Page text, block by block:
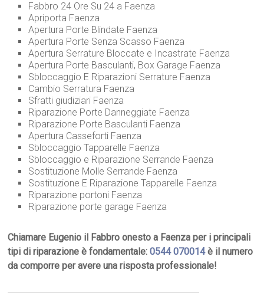
Fabbro 24 Ore Su 24 a Faenza
Apriporta Faenza
Apertura Porte Blindate Faenza
Apertura Porte Senza Scasso Faenza
Apertura Serrature Bloccate e Incastrate Faenza
Apertura Porte Basculanti, Box Garage Faenza
Sbloccaggio E Riparazioni Serrature Faenza
Cambio Serratura Faenza
Sfratti giudiziari Faenza
Riparazione Porte Danneggiate Faenza
Riparazione Porte Basculanti Faenza
Apertura Casseforti Faenza
Sbloccaggio Tapparelle Faenza
Sbloccaggio e Riparazione Serrande Faenza
Sostituzione Molle Serrande Faenza
Sostituzione E Riparazione Tapparelle Faenza
Riparazione portoni Faenza
Riparazione porte garage Faenza
Chiamare Eugenio il Fabbro onesto a Faenza per i principali
tipi di riparazione è fondamentale:0544 070014è il numero
da comporre per avere una risposta professionale!